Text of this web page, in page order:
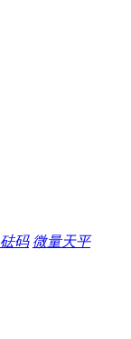
砝码 微量天平